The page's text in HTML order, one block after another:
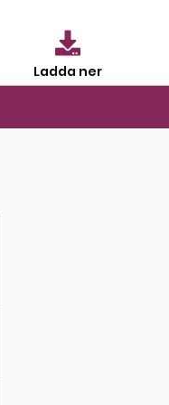
Ladda ner